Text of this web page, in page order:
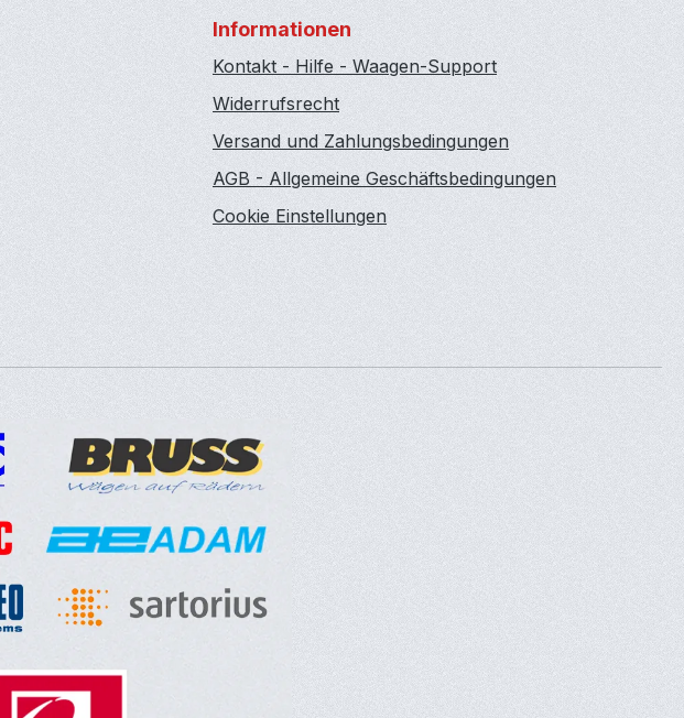
Informationen
Kontakt - Hilfe - Waagen-Support
Widerrufsrecht
Versand und Zahlungsbedingungen
AGB - Allgemeine Geschäftsbedingungen
Cookie Einstellungen